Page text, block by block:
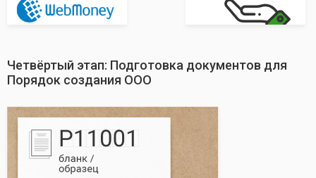
Четвёртый этап: Подготовка документов для
Порядок создания ООО